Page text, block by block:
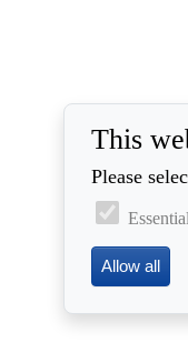
This
Please